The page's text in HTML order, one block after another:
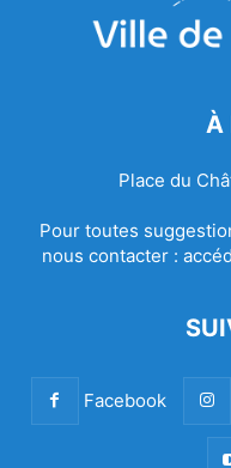
À
Place du
Pour toutes
nous contacter :
Facebook